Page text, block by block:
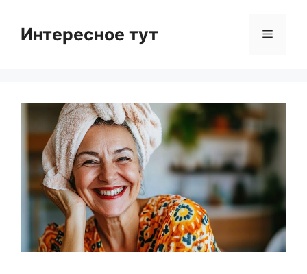
contentИнтересное тут Menu